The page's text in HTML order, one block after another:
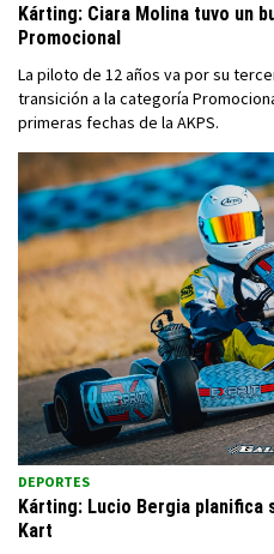
Kárting: Ciara Molina tuvo un
Promocional
La piloto de 12 años va por su
transición a la categoría
primeras fechas de la AKPS.
DEPORTES
Kárting: Lucio Bergia planifica
Kart